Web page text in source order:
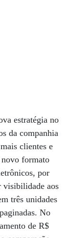
estratégia no
da companhia
clientes e
novo formato
por
visibilidade aos
três unidades
No
de R$